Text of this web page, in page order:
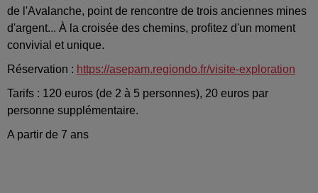
de l'Avalanche, point de rencontre de trois anciennes mines
d'argent... À la croisée des chemins, profitez d'un moment
convivial et unique.
Réservation : https://asepam.regiondo.fr/visite-exploration
Tarifs : 120 euros (de 2 à 5 personnes), 20 euros par
personne supplémentaire.
A partir de 7 ans